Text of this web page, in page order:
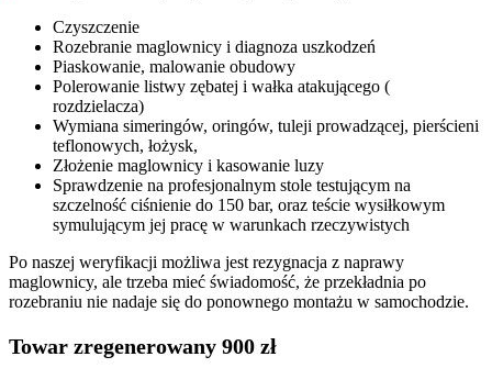
Czyszczenie
Rozebranie maglownicy i diagnoza uszkodzeń
Piaskowanie, malowanie obudowy
Polerowanie listwy zębatej i wałka atakującego (
rozdzielacza)
Wymiana simeringów, oringów, tuleji prowadzącej, pierścieni
teflonowych, łożysk,
Złożenie maglownicy i kasowanie luzy
Sprawdzenie na profesjonalnym stole testującym na
szczelność ciśnienie do 150 bar, oraz teście wysiłkowym
symulującym jej pracę w warunkach rzeczywistych
Po naszej weryfikacji możliwa jest rezygnacja z naprawy
maglownicy, ale trzeba mieć świadomość, że przekładnia po
rozebraniu nie nadaje się do ponownego montażu w samochodzie.
Towar zregenerowany 900 zł